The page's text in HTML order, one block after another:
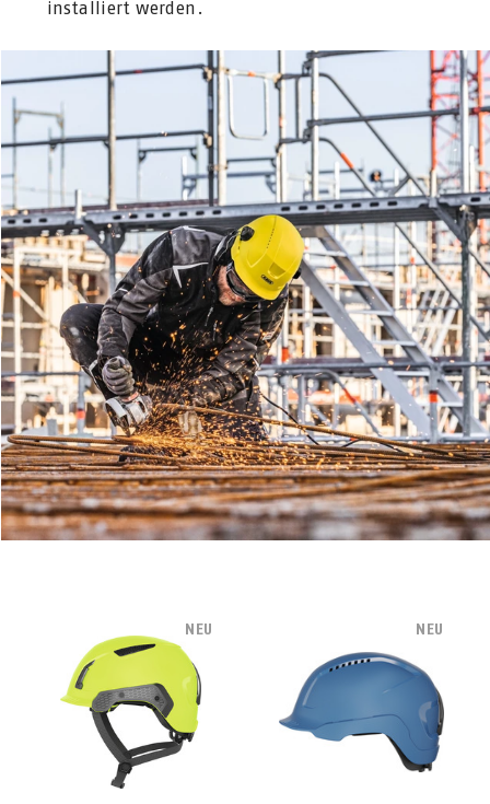
installiert werden.
NEU NEU